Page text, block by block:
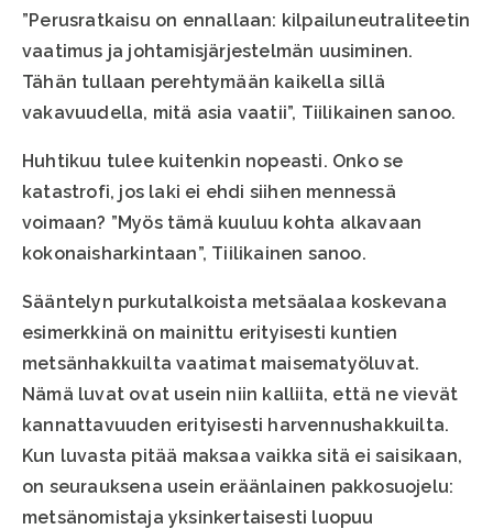
”Perusratkaisu on ennallaan: kilpailuneutraliteetin
vaatimus ja johtamisjärjestelmän uusiminen.
Tähän tullaan perehtymään kaikella sillä
vakavuudella, mitä asia vaatii”, Tiilikainen sanoo.
Huhtikuu tulee kuitenkin nopeasti. Onko se
katastrofi, jos laki ei ehdi siihen mennessä
voimaan? ”Myös tämä kuuluu kohta alkavaan
kokonaisharkintaan”, Tiilikainen sanoo.
Sääntelyn purkutalkoista metsäalaa koskevana
esimerkkinä on mainittu erityisesti kuntien
metsänhakkuilta vaatimat maisematyöluvat.
Nämä luvat ovat usein niin kalliita, että ne vievät
kannattavuuden erityisesti harvennushakkuilta.
Kun luvasta pitää maksaa vaikka sitä ei saisikaan,
on seurauksena usein eräänlainen pakkosuojelu:
metsänomistaja yksinkertaisesti luopuu